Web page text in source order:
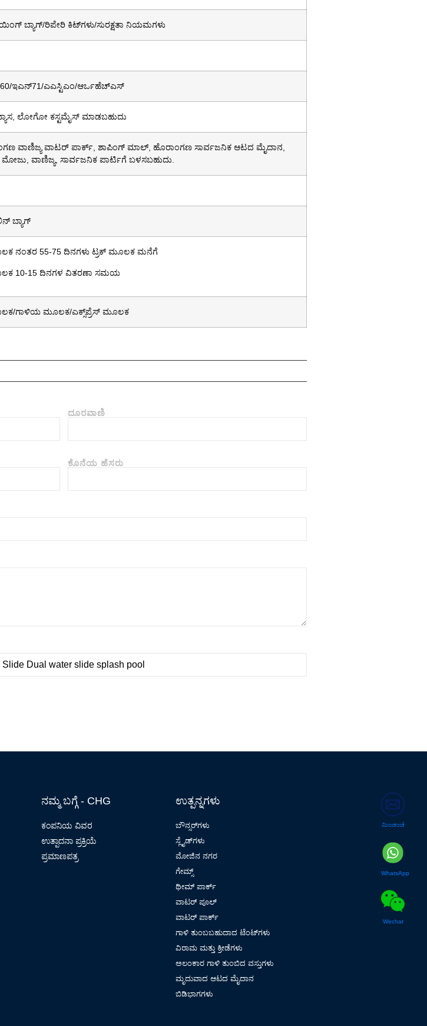
ಬ್ಯಾಗ್/ರಿಪೇರಿ ಕಿಟ್‌ಗಳು/ಸುರಕ್ಷತಾ ನಿಯಮಗಳು
ಇಎನ್71/ಎಎಸ್ಟಿಎಂ/ಆರ್ಒಹೆಚ್ಎಸ್
ಲೋಗೋ ಕಸ್ಟಮೈಸ್ ಮಾಡಬಹುದು
ವಾಣಿಜ್ಯ ವಾಟರ್ ಪಾರ್ಕ್, ಶಾಪಿಂಗ್ ಮಾಲ್, ಹೊರಾಂಗಣ ಸಾರ್ವಜನಿಕ ಆಟದ ಮೈದಾನ,
ಮೋಜು, ವಾಣಿಜ್ಯ, ಸಾರ್ವಜನಿಕ ಪಾರ್ಟಿಗೆ ಬಳಸಬಹುದು.
ಬ್ಯಾಗ್
ನಂತರ 55-75 ದಿನಗಳು ಟ್ರಕ್ ಮೂಲಕ ಮನೆಗೆ
10-15 ದಿನಗಳ ವಿತರಣಾ ಸಮಯ
ಗಾಳಿಯ ಮೂಲಕ/ಎಕ್ಸ್‌ಪ್ರೆಸ್ ಮೂಲಕ
ದೂರವಾಣಿ
ಕೊನೆಯ ಹೆಸರು
ನಮ್ಮ ಬಗ್ಗೆ - CHG
ಕಂಪನಿಯ ವಿವರ
ಉತ್ಪಾದನಾ ಪ್ರಕ್ರಿಯೆ
ಪ್ರಮಾಣಪತ್ರ
ಉತ್ಪನ್ನಗಳು
ಬೌನ್ಸರ್‌ಗಳು
ಸ್ಲೈಡ್‌ಗಳು
ಮೋಜಿನ ನಗರ
ಗೇಮ್ಸ್
ಥೀಮ್ ಪಾರ್ಕ್
ವಾಟರ್ ಪೂಲ್
ವಾಟರ್ ಪಾರ್ಕ್
ಗಾಳಿ ತುಂಬಬಹುದಾದ ಟೆಂಟ್‌ಗಳು
ವಿರಾಮ ಮತ್ತು ಕ್ರೀಡೆಗಳು
ಅಲಂಕಾರ ಗಾಳಿ ತುಂಬಿದ ವಸ್ತುಗಳು
ಮೃದುವಾದ ಆಟದ ಮೈದಾನ
ಬಿಡಿಭಾಗಗಳು
ಮಿಂಚಂಚೆ
WhatsApp
Wechat